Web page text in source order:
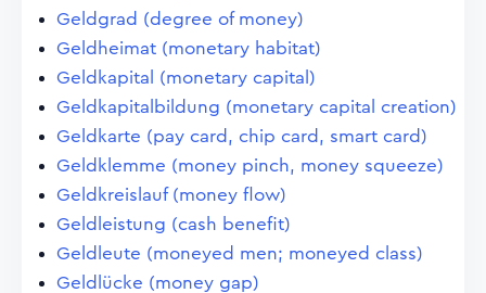
Geldgrad (degree of money)
Geldheimat (monetary habitat)
Geldkapital (monetary capital)
Geldkapitalbildung (monetary capital creation)
Geldkarte (pay card, chip card, smart card)
Geldklemme (money pinch, money squeeze)
Geldkreislauf (money flow)
Geldleistung (cash benefit)
Geldleute (moneyed men; moneyed class)
Geldlücke (money gap)